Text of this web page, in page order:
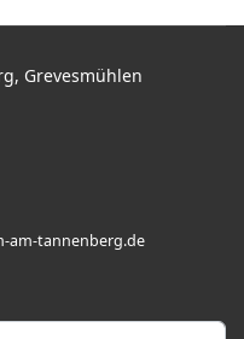
Grevesmühlen
am-tannenberg.de